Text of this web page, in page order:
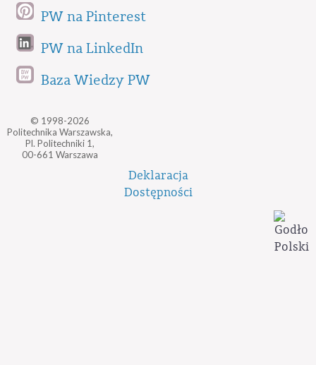
PW na Pinterest
PW na LinkedIn
Baza Wiedzy PW
© 1998-2026
Politechnika Warszawska,
Pl. Politechniki 1,
00-661 Warszawa
Deklaracja
Dostępności